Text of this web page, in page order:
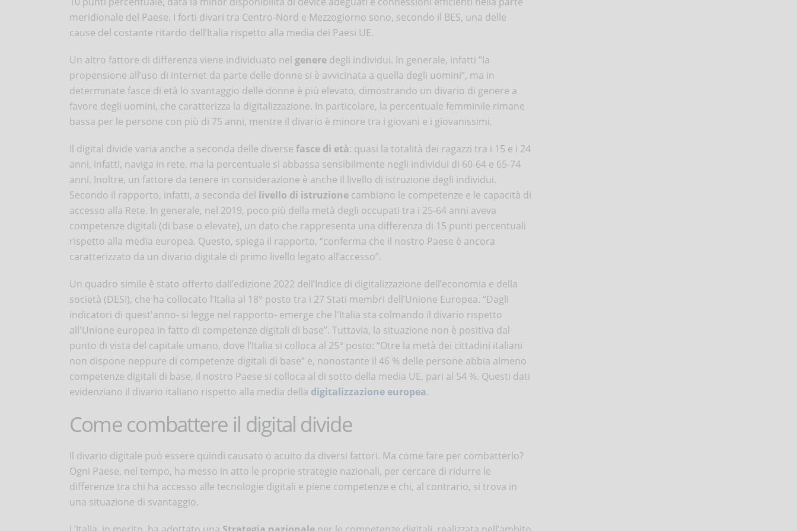
meridionale del Paese. I forti divari tra Centro-Nord e Mezzogiorno sono, secondo il BES, una delle
cause del costante ritardo dell’Italia rispetto alla media dei Paesi UE.
Un altro fattore di differenza viene individuato nel genere degli individui. In generale, infatti “la
propensione all’uso di internet da parte delle donne si è avvicinata a quella degli uomini”, ma in
determinate fasce di età lo svantaggio delle donne è più elevato, dimostrando un divario di genere a
favore degli uomini, che caratterizza la digitalizzazione. In particolare, la percentuale femminile rimane
bassa per le persone con più di 75 anni, mentre il divario è minore tra i giovani e i giovanissimi.
Il digital divide varia anche a seconda delle diverse fasce di età: quasi la totalità dei ragazzi tra i 15 e i 24
anni, infatti, naviga in rete, ma la percentuale si abbassa sensibilmente negli individui di 60-64 e 65-74
anni. Inoltre, un fattore da tenere in considerazione è anche il livello di istruzione degli individui.
Secondo il rapporto, infatti, a seconda del livello di istruzione cambiano le competenze e le capacità di
accesso alla Rete. In generale, nel 2019, poco più della metà degli occupati tra i 25-64 anni aveva
competenze digitali (di base o elevate), un dato che rappresenta una differenza di 15 punti percentuali
rispetto alla media europea. Questo, spiega il rapporto, “conferma che il nostro Paese è ancora
caratterizzato da un divario digitale di primo livello legato all’accesso”.
Un quadro simile è stato offerto dall’edizione 2022 dell’Indice di digitalizzazione dell’economia e della
società (DESI), che ha collocato l’Italia al 18° posto tra i 27 Stati membri dell’Unione Europea. “Dagli
indicatori di quest'anno- si legge nel rapporto- emerge che l'Italia sta colmando il divario rispetto
all'Unione europea in fatto di competenze digitali di base”. Tuttavia, la situazione non è positiva dal
punto di vista del capitale umano, dove l’Italia si colloca al 25° posto: “Otre la metà dei cittadini italiani
non dispone neppure di competenze digitali di base” e, nonostante il 46 % delle persone abbia almeno
competenze digitali di base, il nostro Paese si colloca al di sotto della media UE, pari al 54 %. Questi dati
evidenziano il divario italiano rispetto alla media della digitalizzazione europea.
Come combattere il digital divide
Il divario digitale può essere quindi causato o acuito da diversi fattori. Ma come fare per combatterlo?
Ogni Paese, nel tempo, ha messo in atto le proprie strategie nazionali, per cercare di ridurre le
differenze tra chi ha accesso alle tecnologie digitali e piene competenze e chi, al contrario, si trova in
una situazione di svantaggio.